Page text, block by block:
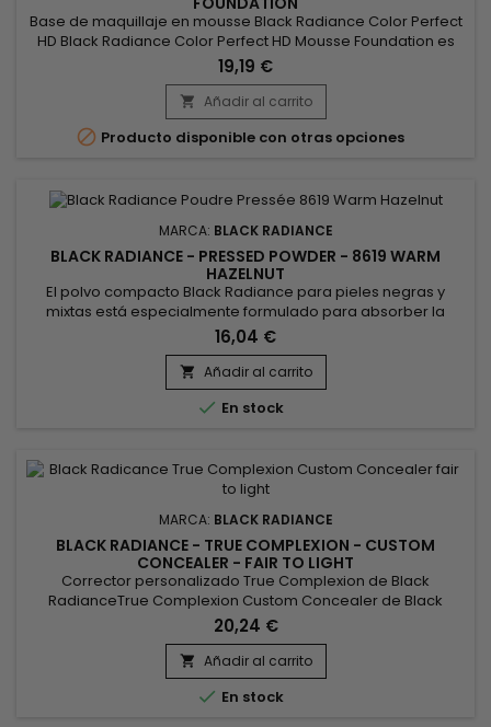
Base de maquillaje en mousse Black Radiance Color Perfect
HD Black Radiance Color Perfect HD Mousse Foundation es
una base de maquillaje de alta pigmentación y cobertura
media a total creada para revelar la tez ideal de la piel. Esta
rica base de larga duración se transforma de una mousse
cremosa en un polvo ligero como una pluma para conseguir
un...
19,19 €
 Añadir al carrito
 Producto disponible con otras opciones
MARCA: BLACK RADIANCE
BLACK RADIANCE - PRESSED POWDER - 8619 WARM
HAZELNUT
El polvo compacto Black Radiance para pieles negras y
mixtas está especialmente formulado para absorber la
grasa, igualar el tono de la piel y minimizar el brillo.
Garantiza un acabado delicado, terso y suave como la
seda. Black Radiance Pressed Powder está disponible en
varios tonos para combinar mejor con su tono de piel y
permitirle encontrar el tono...
16,04 €
 Añadir al carrito
 En stock
MARCA: BLACK RADIANCE
BLACK RADIANCE - TRUE COMPLEXION - CUSTOM
CONCEALER - FAIR TO LIGHT
Corrector personalizado True Complexion de Black
RadianceTrue Complexion Custom Concealer de Black
Radiance ofrece dos tonos que te permiten personalizar tus
zonas problemáticas. Con una cobertura de moderada a
total y un deslizamiento suave como la seda, estos
correctores hacen frente a las ojeras, las manchas y la
decoloración.
20,24 €
 Añadir al carrito
 En stock